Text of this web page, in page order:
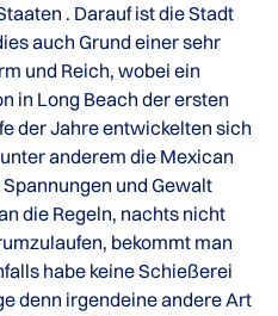
. Darauf ist die Stadt
auch Grund einer sehr
und Reich, wobei ein
in Long Beach der ersten
der Jahre entwickelten sich
anderem die Mexican
und Gewalt
die Regeln, nachts nicht
bekommt man
habe keine Schießerei
denn irgendeine andere Art